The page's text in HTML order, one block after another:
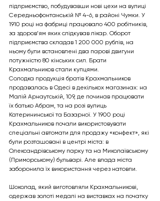
підприємство, побудувавши нові цехи на вулиці
Середньофонтанській № 4-6, в районі Чумки. У
1910 році на фабриці працювало 400 робітників,
за здоров’ям яких слідкував лікар. Оборот
підприємства складав 1 200 000 рублів, на
ньому були встановлені два парові двигуни
потужністю 80 кінських сил. Брати
Крахмальников стали купцями.
Солодка продукція братів Крахмальников
продавалась в Одесі в декількох магазинах: на
Малій Арнаутській, 109, де починав працювати
їх батько Абрам, та на розі вулиць
Катерининської та Базарної. У 1900 році
Крахмальников почали використовувати
спеціальні автомати для продажу «конфект», які
були розташовані в центрі міста: в
Олександрівському парку та на Миколаївському
(Приморському) бульварі. Але влада міста
заборонила їх використання через натовпи.
Шоколад, який виготовляли Крахмальникові,
одержав золоті медалі на виставках на початку